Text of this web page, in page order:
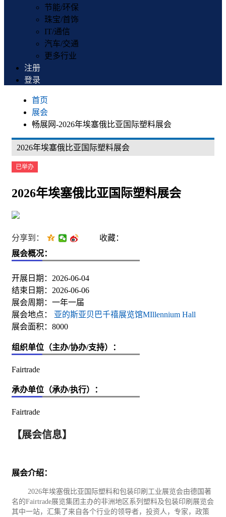
节能/环保
珠宝/首饰
IT/通信
汽车/交通
更多行业
注册
登录
首页
展会
畅展网-2026年埃塞俄比亚国际塑料展会
2026年埃塞俄比亚国际塑料展会
已举办
2026年埃塞俄比亚国际塑料展会
分享到：
收藏：
展会概况：
开展日期：2026-06-04
结束日期：2026-06-06
展会周期：一年一届
展会地点：
亚的斯亚贝巴千禧展览馆MIllennium Hall
展会面积：8000
组织单位（主办/协办/支持）：
Fairtrade
承办单位（承办/执行）：
Fairtrade
【展会信息】
展会介绍：
2026年埃塞俄比亚国际塑料和包装印刷 工业展览会由德国著
名的Fairtrade展览集团主办的非洲地区系列塑料及包装印刷展览会
其中一站，汇集了来自各个行业的领导者，投资人，专家，政策